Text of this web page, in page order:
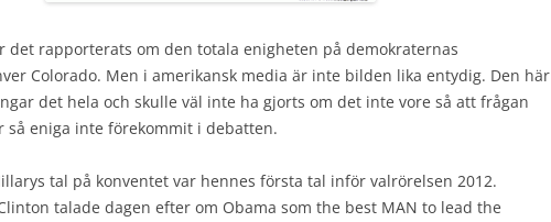
det rapporterats om den totala enigheten på demokraternas
Colorado. Men i amerikansk media är inte bilden lika entydig. Den här
det hela och skulle väl inte ha gjorts om det inte vore så att frågan
så eniga inte förekommit i debatten.
tal på konventet var hennes första tal inför valrörelsen 2012.
talade dagen efter om Obama som the best MAN to lead the